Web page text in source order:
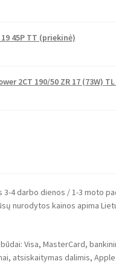
19 45P TT (priekinė)
2CT 190/50 ZR 17 (73W)
3-4 darbo dienos / 1-3 moto
nurodytos kainos apima
Visa, MasterCard,
atsiskaitymas dalimis, Apple